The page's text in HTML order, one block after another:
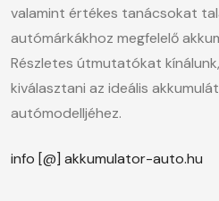
valamint értékes tanácsokat
autómárkákhoz megfelelő
Részletes útmutatókat
kiválasztani az ideális
autómodelljéhez.
info [@] akkumulator-auto.hu